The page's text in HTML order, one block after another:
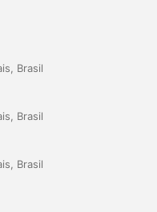
Brasil
Brasil
Brasil